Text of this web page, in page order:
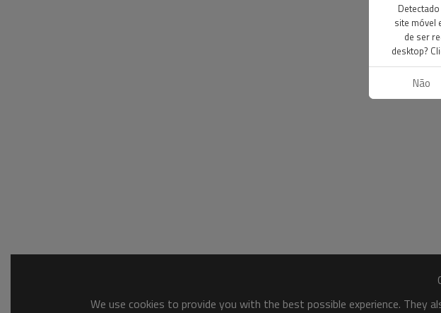
We use cookies to provide you with the best possible experience.
site móvel
de ser
desktop?
Não